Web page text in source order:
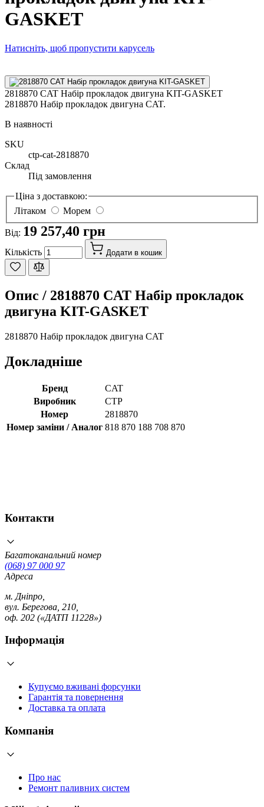
GASKET
Натисніть, щоб пропустити карусель
2818870 CAT Набір прокладок двигуна KIT-GASKET
2818870 Набір прокладок двигуна CAT.
В наявності
SKU
ctp-cat-2818870
Склад
Під замовлення
Ціна з доставкою:
Літаком
Морем
Від: 19 257,40 грн
Кількість Додати в кошик
Опис / 2818870 CAT Набір прокладок
двигуна KIT-GASKET
2818870 Набір прокладок двигуна CAT
Докладніше
Бренд
CAT
Виробник
CTP
Номер
2818870
Номер заміни / Аналог 818 870 188 708 870
Контакти
Багатоканальний номер
(068) 97 000 97
Адреса
м. Дніпро,
вул. Берегова, 210,
оф. 202 («ДАТП 11228»)
Інформація
Купуємо вживані форсунки
Гарантія та повернення
Доставка та оплата
Компанія
Про нас
Ремонт паливних систем